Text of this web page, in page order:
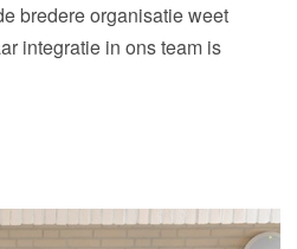
bredere organisatie weet
integratie in ons team is